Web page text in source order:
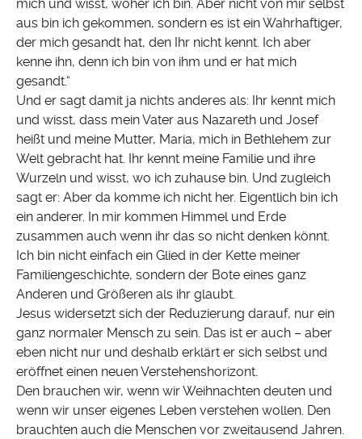
mich und wisst, woher ich bin. Aber nicht von mir selbst
aus bin ich gekommen, sondern es ist ein Wahrhaftiger,
der mich gesandt hat, den Ihr nicht kennt. Ich aber
kenne ihn, denn ich bin von ihm und er hat mich
gesandt.“
Und er sagt damit ja nichts anderes als: Ihr kennt mich
und wisst, dass mein Vater aus Nazareth und Josef
heißt und meine Mutter, Maria, mich in Bethlehem zur
Welt gebracht hat. Ihr kennt meine Familie und ihre
Wurzeln und wisst, wo ich zuhause bin. Und zugleich
sagt er: Aber da komme ich nicht her. Eigentlich bin ich
ein anderer. In mir kommen Himmel und Erde
zusammen auch wenn ihr das so nicht denken könnt.
Ich bin nicht einfach ein Glied in der Kette meiner
Familiengeschichte, sondern der Bote eines ganz
Anderen und Größeren als ihr glaubt.
Jesus widersetzt sich der Reduzierung darauf, nur ein
ganz normaler Mensch zu sein. Das ist er auch – aber
eben nicht nur und deshalb erklärt er sich selbst und
eröffnet einen neuen Verstehenshorizont.
Den brauchen wir, wenn wir Weihnachten deuten und
wenn wir unser eigenes Leben verstehen wollen. Den
brauchten auch die Menschen vor zweitausend Jahren.